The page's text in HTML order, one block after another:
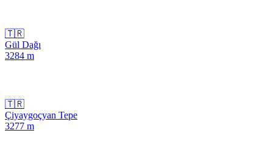
🇹🇷
Gül Dağı
3284 m
🇹🇷
Çiyaygoçyan Tepe
3277 m